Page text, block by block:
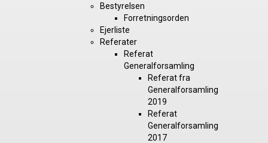
Bestyrelsen
Forretningsorden
Ejerliste
Referater
Referat
Generalforsamling
Referat fra
Generalforsamling
2019
Referat
Generalforsamling
2017